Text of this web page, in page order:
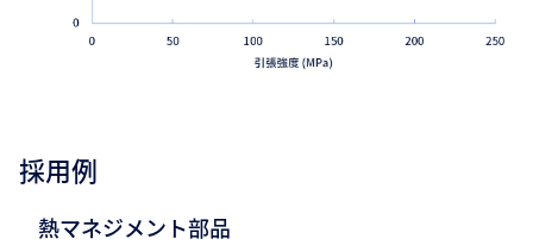
採用例
熱マネジメント部品